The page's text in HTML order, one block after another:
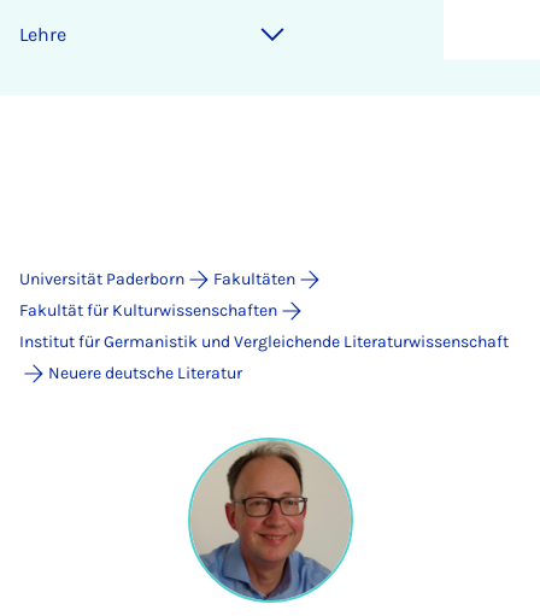
Lehre
Universität Paderborn
Fakultäten
Fakultät für Kulturwissenschaften
Institut für Germanistik und Vergleichende Literaturwissenschaft
Neuere deutsche Literatur